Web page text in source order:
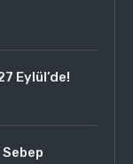
Eylül’de!